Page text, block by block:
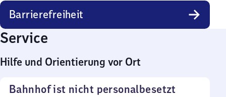
Barrierefreiheit
Service
Hilfe und Orientierung vor Ort
Bahnhof ist nicht personalbesetzt